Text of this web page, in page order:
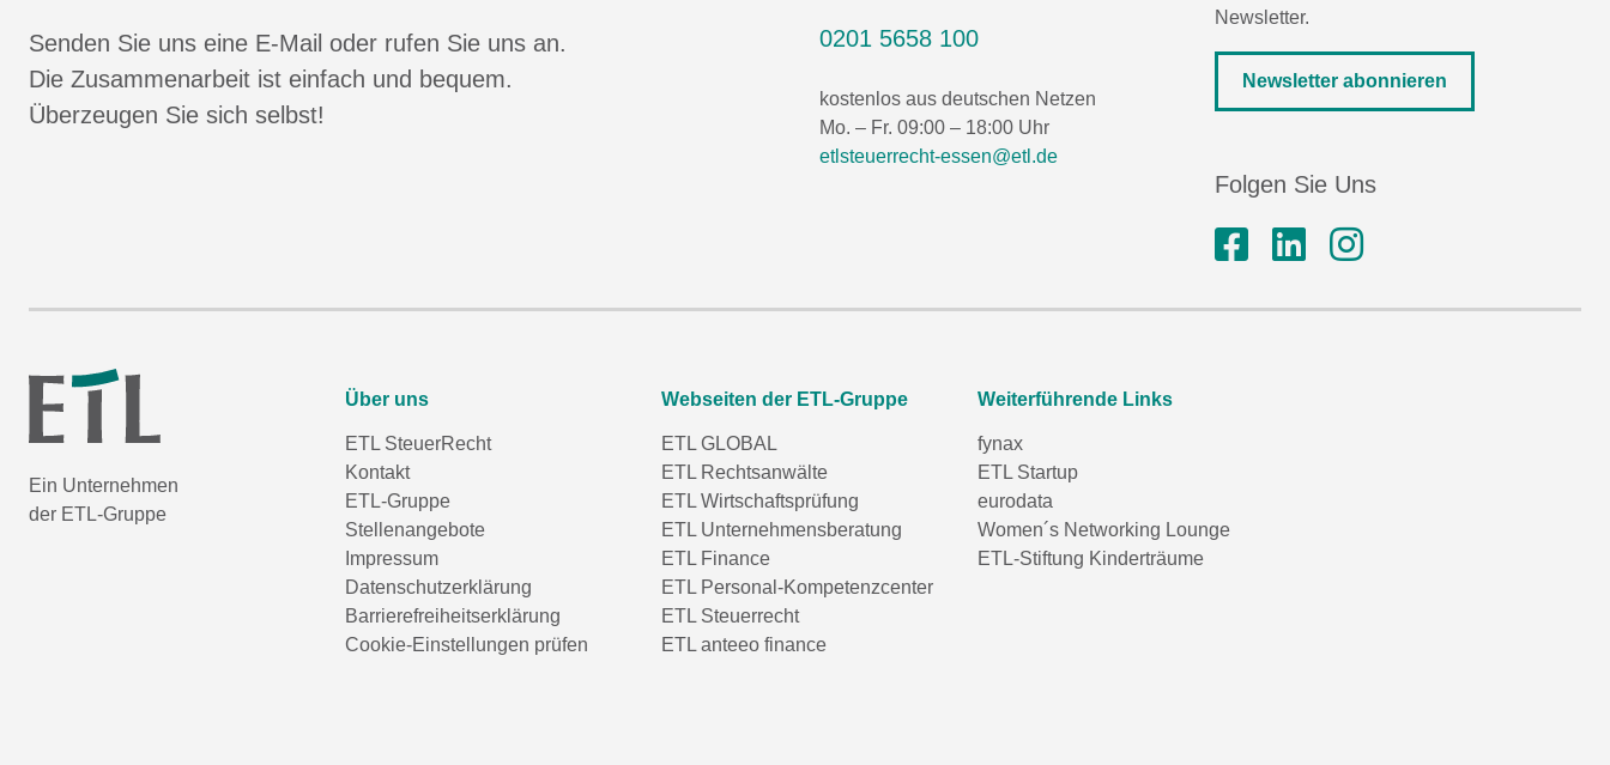
Senden Sie uns eine E-Mail oder rufen Sie uns an.
Die Zusammenarbeit ist einfach und bequem.
Überzeugen Sie sich selbst!
0201 5658 100
kostenlos aus deutschen Netzen
Mo. – Fr. 09:00 – 18:00 Uhr
etlsteuerrecht-essen@etl.de
Newsletter.
Newsletter abonnieren
Folgen Sie Uns
Ein Unternehmen
der ETL-Gruppe
Über uns
ETL SteuerRecht
Kontakt
ETL-Gruppe
Stellenangebote
Impressum
Datenschutzerklärung
Barrierefreiheitserklärung
Cookie-Einstellungen prüfen
Webseiten der ETL-Gruppe
ETL GLOBAL
ETL Rechtsanwälte
ETL Wirtschaftsprüfung
ETL Unternehmensberatung
ETL Finance
ETL Personal-Kompetenzcenter
ETL Steuerrecht
ETL anteeo finance
Weiterführende Links
fynax
ETL Startup
eurodata
Women´s Networking Lounge
ETL-Stiftung Kinderträume